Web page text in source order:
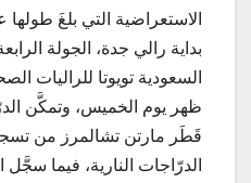
الاستعراضية التي بلغَ
بداية رالي جدة، الجولة
السعودية تويوتا للراليات
ظهر يوم الخميس، وتمكَّن
قَطَر مارتن تشالمرز من
الدرّاجات النارية، فيما